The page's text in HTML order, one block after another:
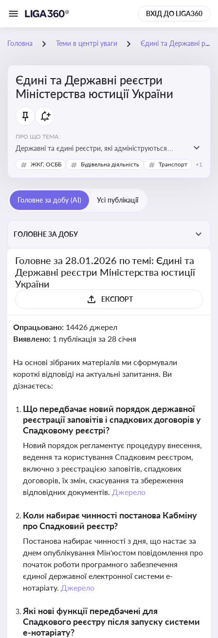
ВХІД ДО LIGA360
Головна Теми в центрі уваги Єдині та Державні реєстри Міністерства юстиції України
Єдині та Державні реєстри
Міністерства юстиції України
ПРО ЩО ТЕМА:
Державні та єдині реєстри, які адмініструються
Мінюстом України, і є ключовими інструментами для
юридичного захисту, ідентифікації прав, та
сімейних та майнових відносин
ЖКГ, ОСББ Будівельна діяльність Транспорт +1
Головне за добу (AI) Усі публікації
ГОЛОВНЕ ЗА ДОБУ
Головне за 28.01.2026 по темі: Єдині та
Державні реєстри Міністерства юстиції
України
ЕКСПОРТ
Опрацьовано: 14426 джерел
Виявлено: 1 публікація за 28 січня
На основі зібраних матеріалів ми сформували
короткі відповіді на актуальні запитання. Ви
дізнаєтесь:
Що передбачає новий порядок державної
реєстрації заповітів і спадкових договорів у
Спадковому реєстрі?
Новий порядок регламентує процедуру внесення,
ведення та користування Спадковим реєстром,
включно з реєстрацією заповітів, спадкових
договорів, їх змін, скасування та збереження
відповідних документів. Джерело
Коли набирає чинності постанова Кабміну
про Спадковий реєстр?
Постанова набирає чинності з дня, що настає за
днем опублікування Мін'юстом повідомлення про
початок роботи програмного забезпечення
єдиної державної електронної системи е-
нотаріату. Джерело
Які нові функції передбачені для
Спадкового реєстру після запуску системи
е-нотаріату?